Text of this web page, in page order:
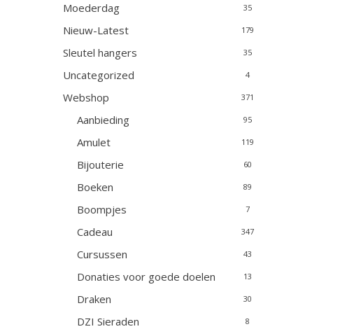
Moederdag 35
Nieuw-Latest 179
Sleutel hangers 35
Uncategorized 4
Webshop 371
Aanbieding 95
Amulet 119
Bijouterie 60
Boeken 89
Boompjes 7
Cadeau 347
Cursussen 43
Donaties voor goede doelen 13
Draken 30
DZI Sieraden 8